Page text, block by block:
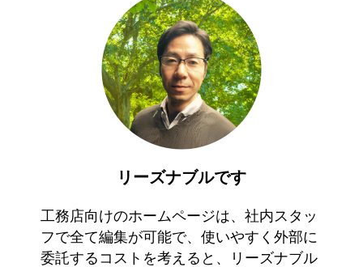
リーズナブルです
工務店向けのホームページは、社内スタッ
フで全て編集が可能で、使いやすく外部に
委託するコストを考えると、リーズナブル